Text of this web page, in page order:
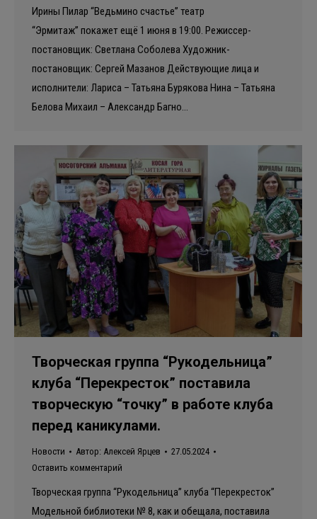
Ирины Пилар “Ведьмино счастье” театр
“Эрмитаж” покажет ещё 1 июня в 19:00. Режиссер-
постановщик: Светлана Соболева Художник-
постановщик: Сергей Мазанов Действующие лица и
исполнители: Лариса – Татьяна Бурякова Нина – Татьяна
Белова Михаил – Александр Багно…
Творческая группа “Рукодельница”
клуба “Перекресток” поставила
творческую “точку” в работе клуба
перед каникулами.
Новости Автор: Алексей Ярцев
27.05.2024
Оставить комментарий
Творческая группа “Рукодельница” клуба “Перекресток”
Модельной библиотеки № 8, как и обещала, поставила